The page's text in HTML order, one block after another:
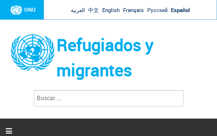
Jump to navigation
ONU العربية 中文 English Français Русский Español
Refugiados y
migrantes
s
